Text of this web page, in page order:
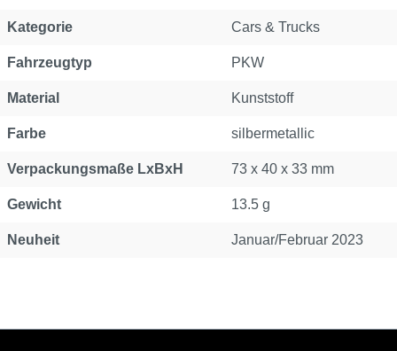
Kategorie Cars & Trucks
Fahrzeugtyp PKW
Material Kunststoff
Farbe silbermetallic
Verpackungsmaße LxBxH 73 x 40 x 33 mm
Gewicht 13.5 g
Neuheit Januar/Februar 2023